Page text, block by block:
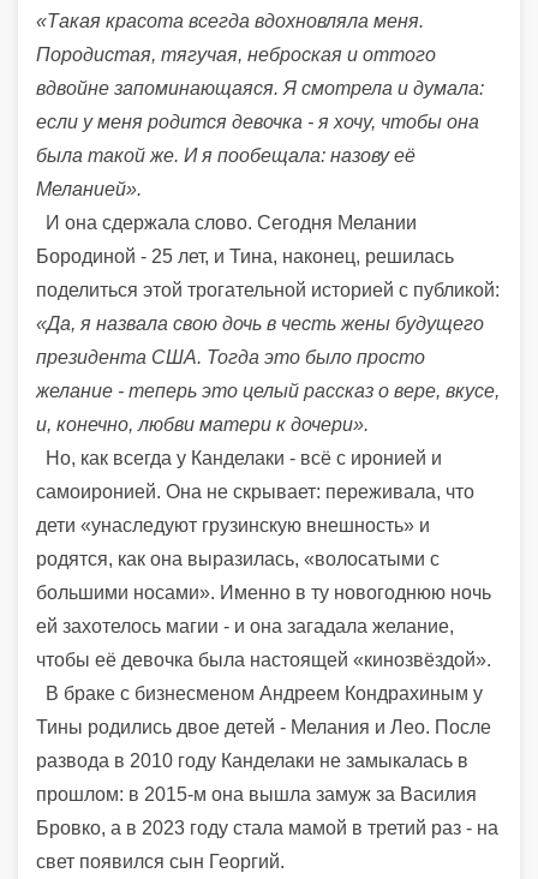
«Такая красота всегда вдохновляла меня.
Породистая, тягучая, неброская и оттого
вдвойне запоминающаяся. Я смотрела и думала:
если у меня родится девочка - я хочу, чтобы она
была такой же. И я пообещала: назову её
Меланией».
И она сдержала слово. Сегодня Мелании
Бородиной - 25 лет, и Тина, наконец, решилась
поделиться этой трогательной историей с публикой:
«Да, я назвала свою дочь в честь жены будущего
президента США. Тогда это было просто
желание - теперь это целый рассказ о вере, вкусе,
и, конечно, любви матери к дочери».
Но, как всегда у Канделаки - всё с иронией и
самоиронией. Она не скрывает: переживала, что
дети «унаследуют грузинскую внешность» и
родятся, как она выразилась, «волосатыми с
большими носами». Именно в ту новогоднюю ночь
ей захотелось магии - и она загадала желание,
чтобы её девочка была настоящей «кинозвёздой».
В браке с бизнесменом Андреем Кондрахиным у
Тины родились двое детей - Мелания и Лео. После
развода в 2010 году Канделаки не замыкалась в
прошлом: в 2015-м она вышла замуж за Василия
Бровко, а в 2023 году стала мамой в третий раз - на
свет появился сын Георгий.